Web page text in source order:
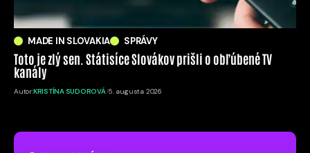
MADE IN SLOVAKIA SPRÁVY
Toto je zlý sen. Státisíce Slovákov prišli o obľúbené TV
kanály
Autor:KRISTÍNA SUDOROVÁ 5. augusta 2026